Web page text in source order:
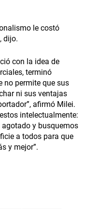
le costó
dijo.
con la idea de
terminó
no permite que sus
ni sus ventajas
afirmó Milei.
intelectualmente:
y busquemos
a todos para que
y mejor”.